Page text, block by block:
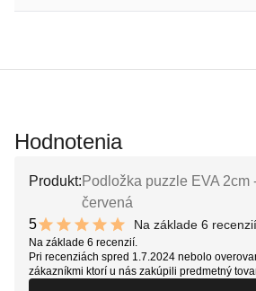
Hodnotenia
Produkt: Podložka puzzle EVA 2cm
červená
5
10 out of 10 stars
Na základe 6 recenzií
Na základe 6 recenzií.
Pri recenziách spred 1.7.2024 nebolo
zákazníkmi ktorí u nás zakúpili predmetný